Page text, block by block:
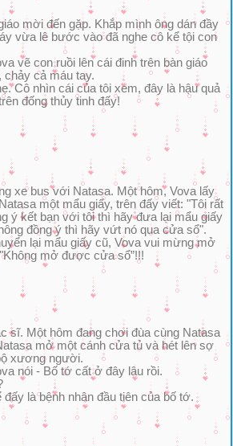
mời đến gặp. Khắp mình ông dán đầy
vừa lê bước vào đã nghe cô kể tội con
vẽ con ruồi lên cái đinh trên bàn giáo
chảy cả máu tay.
Cô nhìn cái của tôi xem, đây là hậu quả
đống thủy tinh đấy!
xe bus với Natasa. Một hôm, Vova lấy
một mẩu giấy, trên đấy viết: "Tôi rất
ý kết bạn với tôi thì hãy đưa lại mẩu giấy
đồng ý thì hãy vứt nó qua cửa sổ".
lại mẩu giấy cũ, Vova vui mừng mở
mở được cửa sổ”!!!
sĩ. Một hôm đang chơi đùa cùng Natasa
mở một cánh cửa tủ và hét lên sợ
xương người.
nói - Bố tớ cất ở đây lâu rồi.
là bệnh nhân đầu tiên của bố tớ.